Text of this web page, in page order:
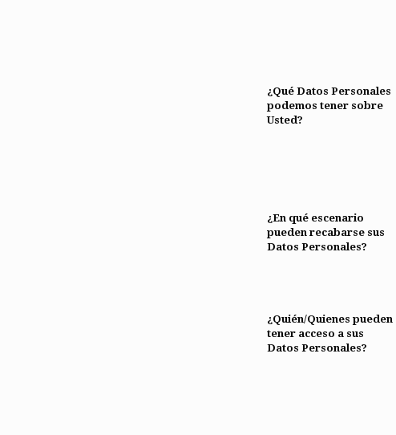
¿Qué Datos Personales
podemos tener sobre
Usted?
¿En qué escenario
pueden recabarse sus
Datos Personales?
¿Quién/Quienes pueden
tener acceso a sus
Datos Personales?